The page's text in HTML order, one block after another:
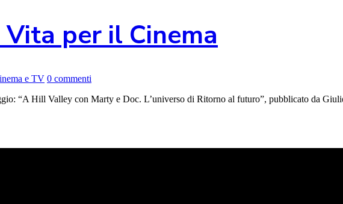
per il Cinema
e TV 0 commenti
“A Hill Valley con Marty e Doc. L’universo di Ritorno al futuro”, pubblicato da